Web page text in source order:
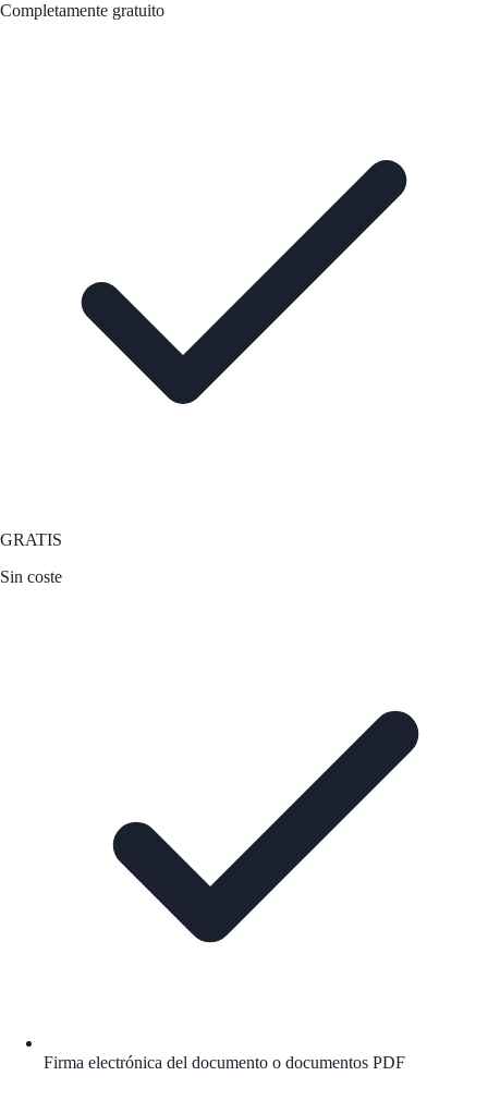
Completamente gratuito
GRATIS
Sin coste
Firma electrónica del documento o documentos PDF